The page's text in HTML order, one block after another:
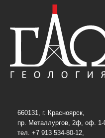
660131, г. Красноярск,
пр. Металлургов, 2ф, оф. 1-
тел. +7 913 534-80-12,